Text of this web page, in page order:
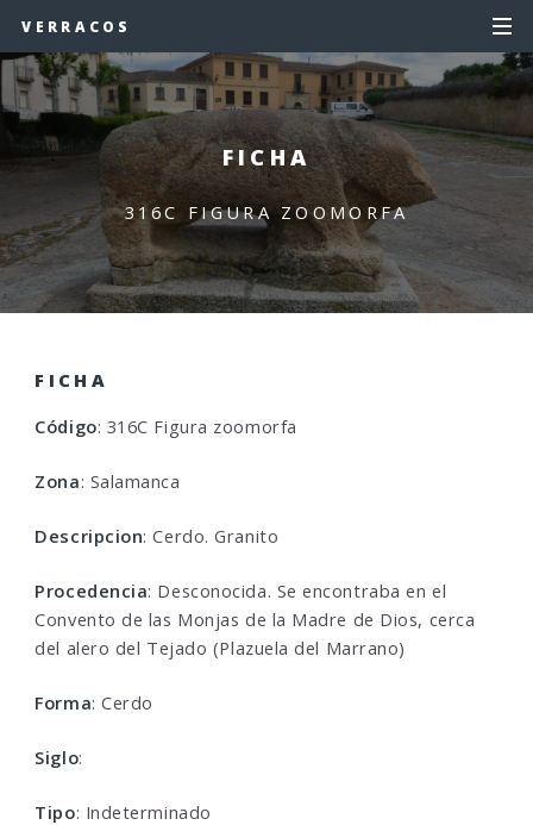
VERRACOS
FICHA
316C FIGURA ZOOMORFA
FICHA
Código: 316C Figura zoomorfa
Zona: Salamanca
Descripcion: Cerdo. Granito
Procedencia: Desconocida. Se encontraba en el
Convento de las Monjas de la Madre de Dios, cerca
del alero del Tejado (Plazuela del Marrano)
Forma: Cerdo
Siglo:
Tipo: Indeterminado